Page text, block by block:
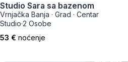
Studio Sara sa bazenom
Vrnjačka Banja · Grad · Centar
Studio·2 Osobe
53 € noćenje